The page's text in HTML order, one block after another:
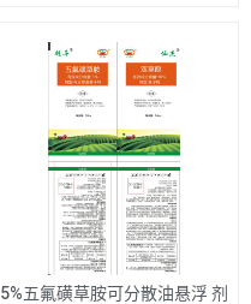
5%五氟磺草胺可分散油悬浮 剂